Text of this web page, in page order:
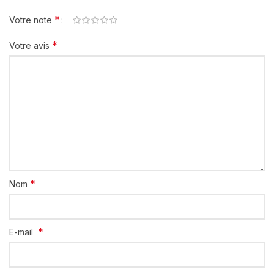
Votre note *
Votre avis *
Nom *
E-mail *